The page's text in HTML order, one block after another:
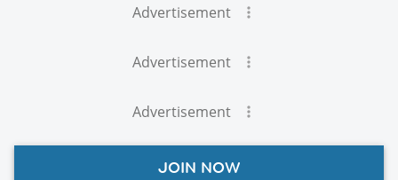
Advertisement
Advertisement
Advertisement
JOIN NOW